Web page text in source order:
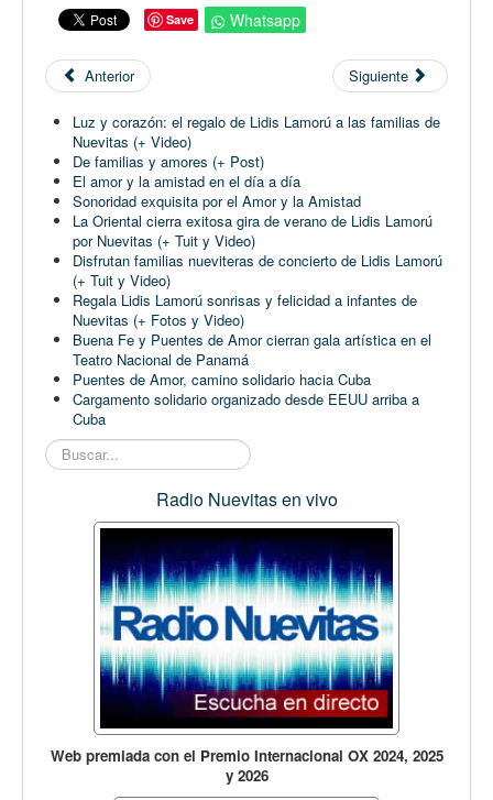
Save Whatsapp
Anterior Siguiente
Luz y corazón: el regalo de Lidis Lamorú a las familias de
Nuevitas (+ Video)
De familias y amores (+ Post)
El amor y la amistad en el día a día
Sonoridad exquisita por el Amor y la Amistad
La Oriental cierra exitosa gira de verano de Lidis Lamorú
por Nuevitas (+ Tuit y Video)
Disfrutan familias nueviteras de concierto de Lidis Lamorú
(+ Tuit y Video)
Regala Lidis Lamorú sonrisas y felicidad a infantes de
Nuevitas (+ Fotos y Video)
Buena Fe y Puentes de Amor cierran gala artística en el
Teatro Nacional de Panamá
Puentes de Amor, camino solidario hacia Cuba
Cargamento solidario organizado desde EEUU arriba a
Cuba
Buscar...
Radio Nuevitas en vivo
Web premiada con el Premio Internacional OX 2024, 2025
y 2026